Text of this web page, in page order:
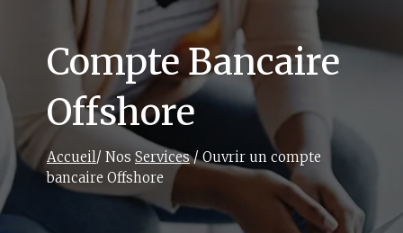
Compte Bancaire
Offshore
Accueil/ Nos Services/ Ouvrir un compte
bancaire Offshore